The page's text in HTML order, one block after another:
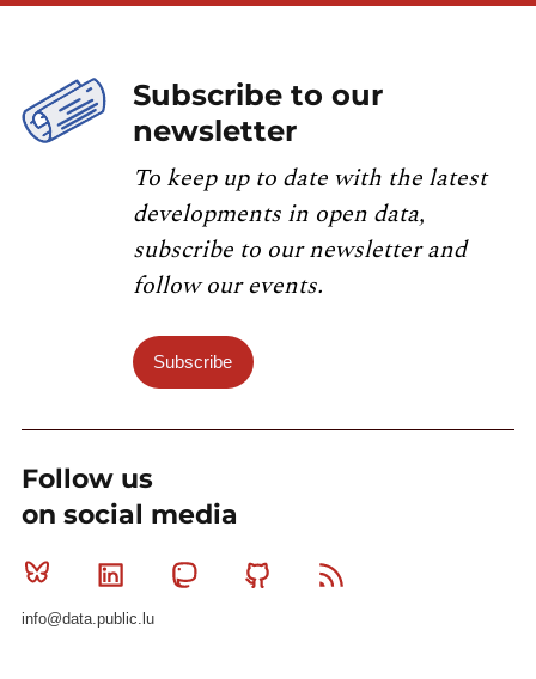
Subscribe to our
newsletter
To keep up to date with the latest
developments in open data,
subscribe to our newsletter and
follow our events.
Subscribe
Follow us
on social media
Bluesky Linkedin MastodonGithub
info@data.public.lu